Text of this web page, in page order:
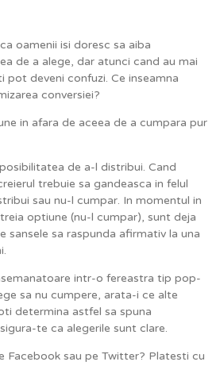
oamenii isi doresc sa aiba
de a alege, dar atunci cand au mai
deveni confuzi. Ce inseamna
conversiei?
in afara de aceea de a cumpara pur
de a-l distribui. Cand
trebuie sa gandeasca in felul
sau nu-l cumpar. In momentul in
optiune (nu-l cumpar), sunt deja
sansele sa raspunda afirmativ la una
intr-o fereastra tip pop-
sa nu cumpere, arata-i ce alte
determina astfel sa spuna
te ca alegerile sunt clare.
Facebook sau pe Twitter? Platesti cu